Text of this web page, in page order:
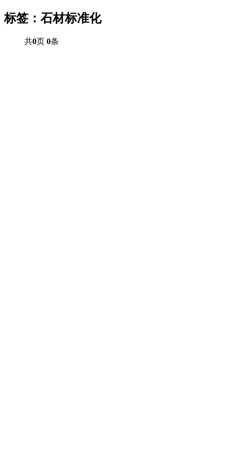
标签：石材标准化
共0页 0条